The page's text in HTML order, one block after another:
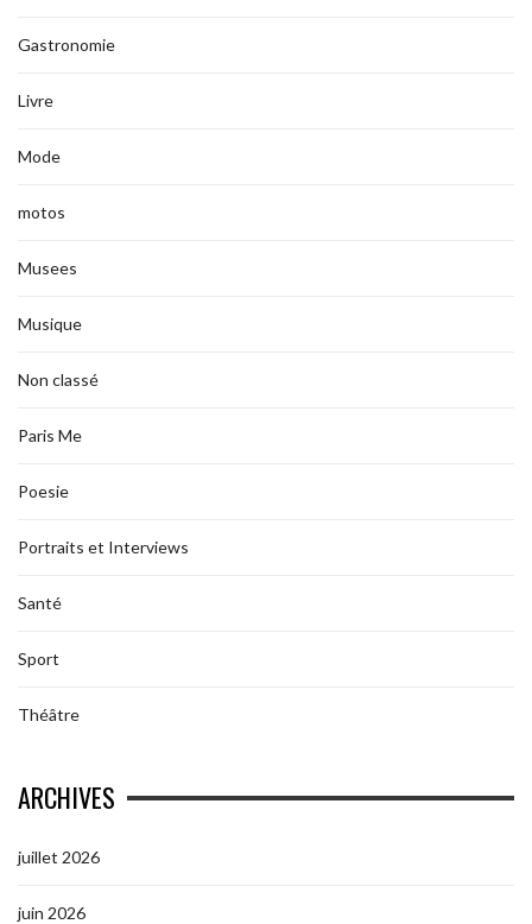
Gastronomie
Livre
Mode
motos
Musees
Musique
Non classé
Paris Me
Poesie
Portraits et Interviews
Santé
Sport
Théâtre
ARCHIVES
juillet 2026
juin 2026